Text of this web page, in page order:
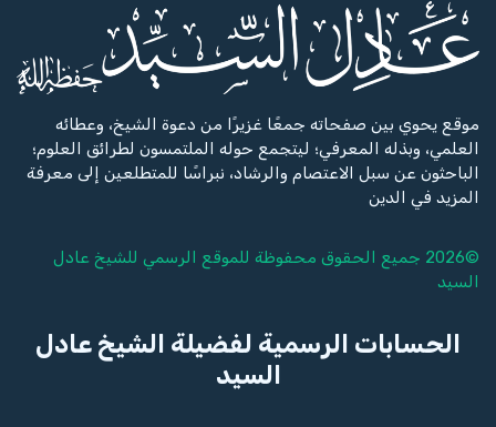
موقع يحوي بين صفحاته جمعًا غزيرًا من دعوة الشيخ، وعطائه
العلمي، وبذله المعرفي؛ ليتجمع حوله الملتمسون لطرائق العلوم؛
الباحثون عن سبل الاعتصام والرشاد، نبراسًا للمتطلعين إلى معرفة
المزيد في الدين
©2026 جميع الحقوق محفوظة للموقع الرسمي للشيخ
عادل
السيد
الحسابات الرسمية لفضيلة الشيخ عادل
السيد